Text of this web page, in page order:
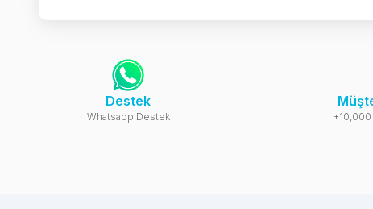
Destek
Whatsapp Destek